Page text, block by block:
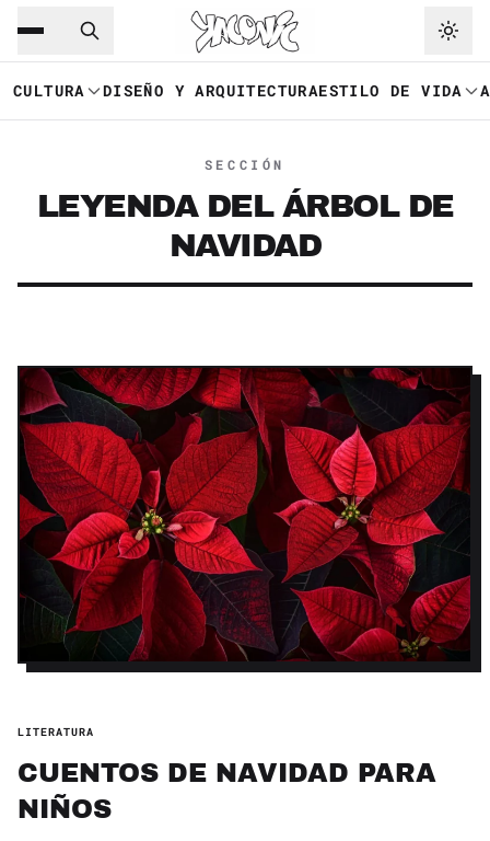
Saltar al contenido principal
CULTURA DISEÑO Y ARQUITECTURAESTILO DE VIDA
SECCIÓN
LEYENDA DEL ÁRBOL DE
NAVIDAD
LITERATURA
CUENTOS DE NAVIDAD PARA
NIÑOS